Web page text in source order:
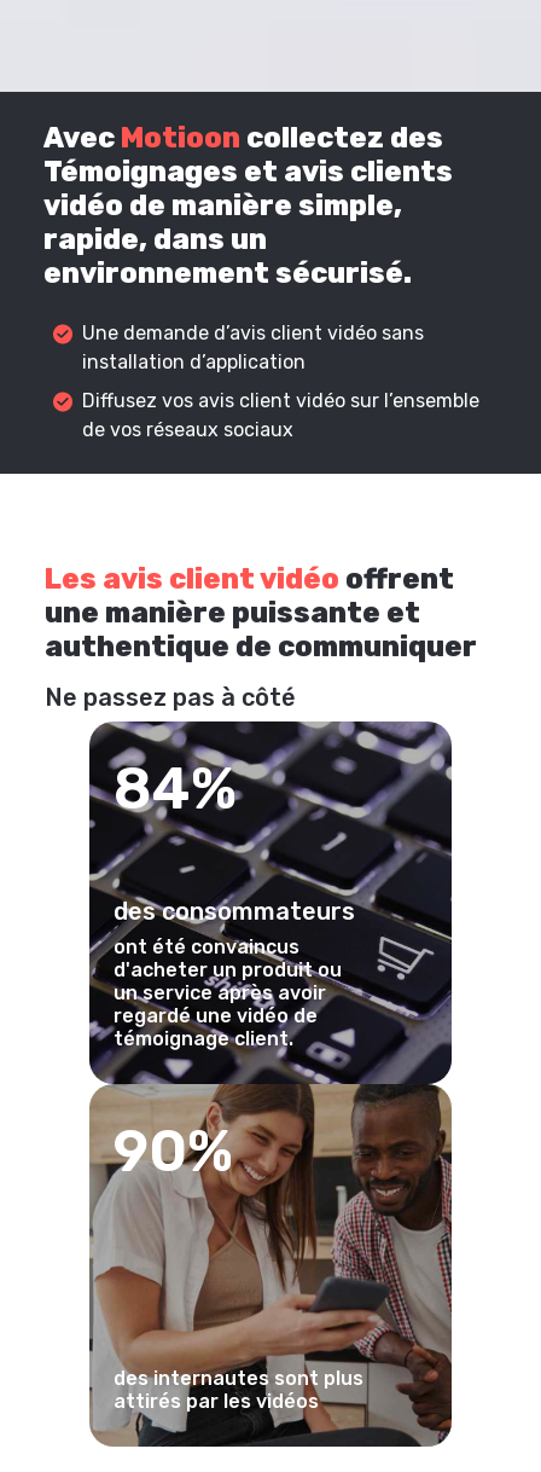
Avec Motioon collectez des
Témoignages et avis clients
vidéo de manière simple,
rapide, dans un
environnement sécurisé.
Une demande d’avis client vidéo sans
installation d’application
Diffusez vos avis client vidéo sur l’ensemble
de vos réseaux sociaux
Les avis client vidéo offrent
une manière puissante et
authentique de communiquer
Ne passez pas à côté
84%
des consommateurs
ont été convaincus
d'acheter un produit ou
un service après avoir
regardé une vidéo de
témoignage client.
90%
des internautes sont plus
attirés par les vidéos